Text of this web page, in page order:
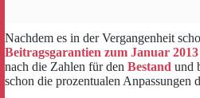
Nachdem es in der Vergangenheit
Beitragsgarantien zum Januar 2013
nach die Zahlen für den Bestand und
schon die prozentualen Anpassungen